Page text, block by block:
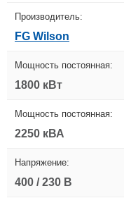
Производитель:
FG Wilson
Мощность постоянная:
1800 кВт
Мощность постоянная:
2250 кВА
Напряжение:
400 / 230 В